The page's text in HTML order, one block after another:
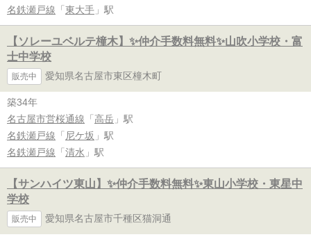
名鉄瀬戸線 「 東大手 」駅
【ソレーユベルテ橦木】✨️仲介手数料無料✨️山吹小学校・富
士中学校
販売中 愛知県名古屋市東区橦木町
築34年
名古屋市営桜通線 「 高岳 」駅
名鉄瀬戸線 「 尼ケ坂 」駅
名鉄瀬戸線 「 清水 」駅
【サンハイツ東山】✨️仲介手数料無料✨️東山小学校・東星中
学校
販売中 愛知県名古屋市千種区猫洞通